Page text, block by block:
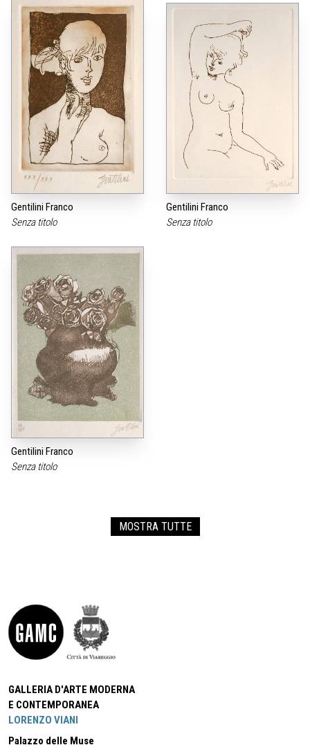
Gentilini Franco
Senza titolo
Gentilini Franco
Senza titolo
Gentilini Franco
Senza titolo
MOSTRA TUTTE
GALLERIA D'ARTE MODERNA
E CONTEMPORANEA
LORENZO VIANI
Palazzo delle Muse